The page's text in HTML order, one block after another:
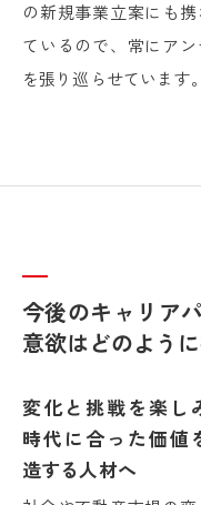
の新規事業立案にも携
ているので、常にアン
を張り巡らせています。
今後のキャリア
意欲はどのよう
変化と挑戦を楽し
時代に合った価値
造する人材へ